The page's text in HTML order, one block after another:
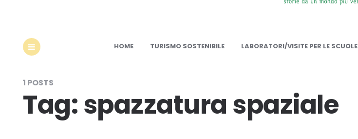
HOME TURISMO SOSTENIBILE LABORATORI/VISITE PER LE SCUOLE
1 POSTS
Tag:spazzatura spaziale